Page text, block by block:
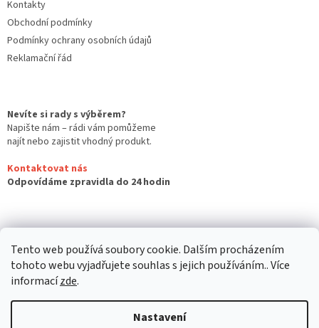
Tento web používá soubory cookie. Dalším procházením
tohoto webu vyjadřujete souhlas s jejich používáním.. Více
informacízde.
Nastavení
Kontakty
Obchodní podmínky
Podmínky ochrany osobních údajů
Reklamační řád
Nevíte si rady s výběrem?
Napište nám – rádi vám pomůžeme
najít nebo zajistit vhodný produkt.
Kontaktovat nás
Odpovídáme zpravidla do 24 hodin
Vytvořil Shoptet